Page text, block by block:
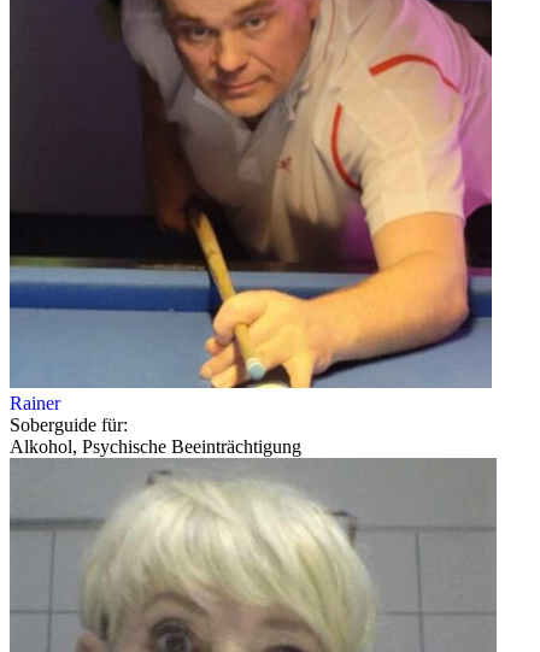
Rainer
Soberguide für:
Alkohol, Psychische Beeinträchtigung